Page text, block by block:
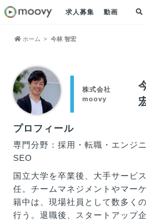
求人募集 動画
ホーム 今林 智宏
株式会社
moovy
プロフィール
専門分野：採用・転職・エンジ
SEO
国立大学を卒業後、大手サービ
任。チームマネジメントやマー
籍中は、現場社員として数多く
行う。退職後、スタートアップ